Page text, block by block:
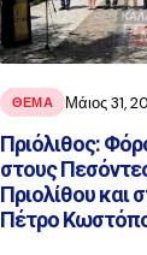
ΘΕΜΑ Μάιος 31,
Πριόλιθος:
στους
Πριολίθου και
Πέτρο